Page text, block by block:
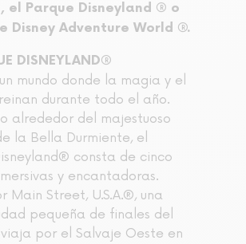
el Parque Disneyland ® o
Disney Adventure World ®.
DISNEYLAND®
mundo donde la magia y el
durante todo el año.
alrededor del majestuoso
la Bella Durmiente, el
consta de cinco
y encantadoras.
Main Street, U.S.A.®, una
pequeña de finales del
viaja por el Salvaje Oeste en